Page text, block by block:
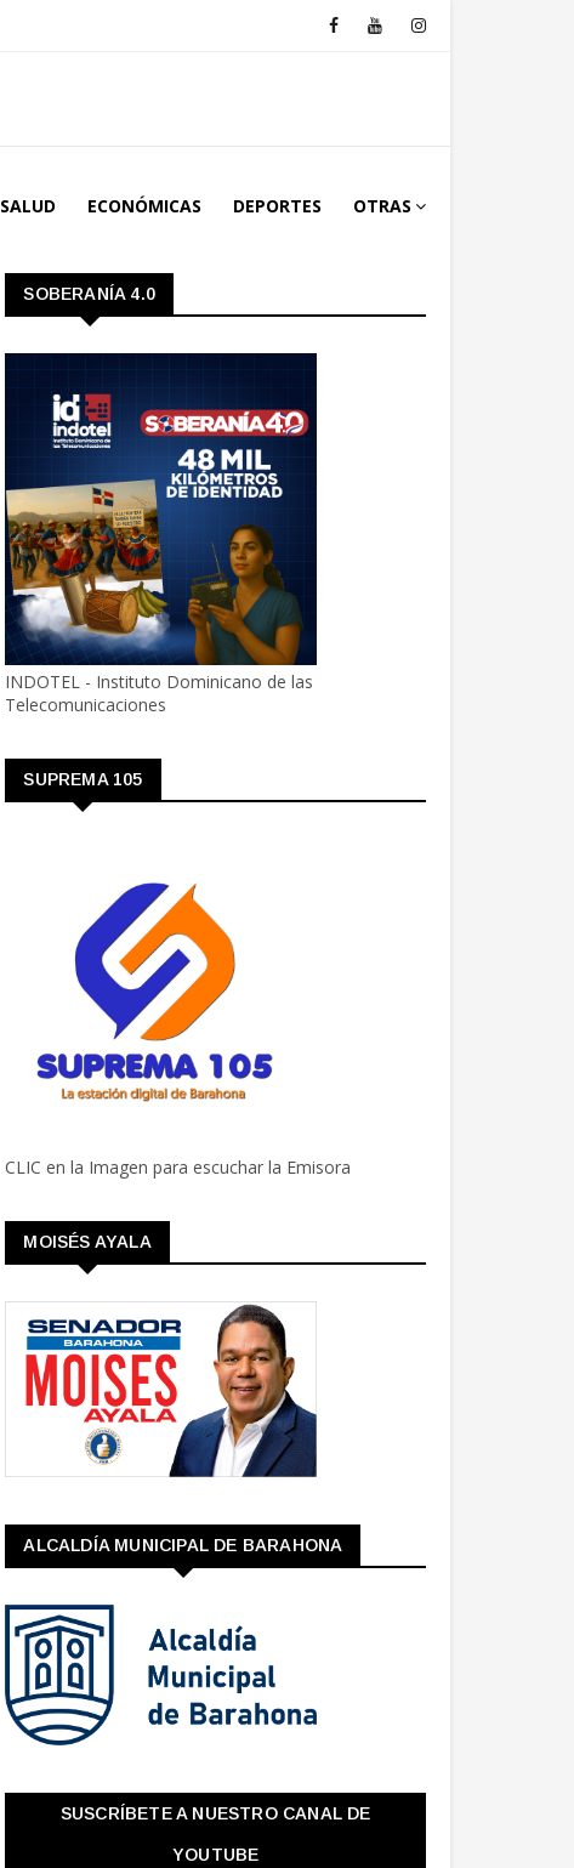
SALUD ECONÓMICAS DEPORTES OTRAS
SOBERANÍA 4.0
INDOTEL - Instituto Dominicano de las
Telecomunicaciones
SUPREMA 105
CLIC en la Imagen para escuchar la Emisora
MOISÉS AYALA
ALCALDÍA MUNICIPAL DE BARAHONA
SUSCRÍBETE A NUESTRO CANAL DE
YOUTUBE